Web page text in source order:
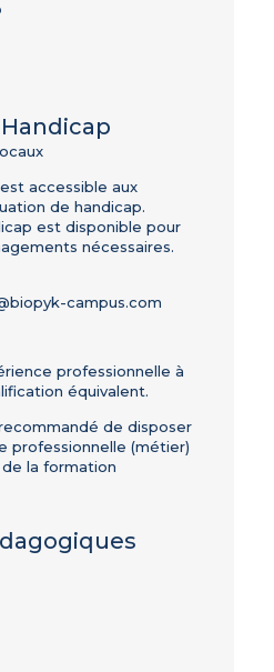
accessible aux
de handicap.
est disponible pour
nécessaires.
campus.com
professionnelle à
équivalent.
de disposer
professionnelle (métier)
de la formation